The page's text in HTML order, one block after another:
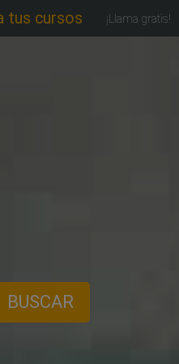
tus cursos ¡Llama gratis!
BUSCAR